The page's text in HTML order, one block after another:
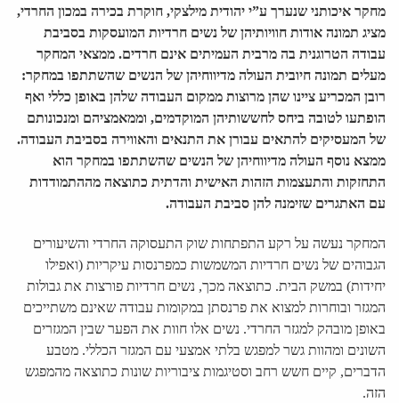
מחקר איכותני שנערך ע”י יהודית מילצקי, חוקרת בכירה במכון החרדי,
מציג תמונה אודות חוויותיהן של נשים חרדיות המועסקות בסביבת
עבודה הטרוגנית בה מרבית העמיתים אינם חרדים. ממצאי המחקר
מעלים תמונה חיובית העולה מדיווחיהן של הנשים שהשתתפו במחקר:
רובן המכריע ציינו שהן מרוצות ממקום העבודה שלהן באופן כללי ואף
הופתעו לטובה ביחס לחששותיהן המוקדמים, וממאמציהם ומנכונותם
של המעסיקים להתאים עבורן את התנאים והאווירה בסביבת העבודה.
ממצא נוסף העולה מדיווחיהן של הנשים שהשתתפו במחקר הוא
התחזקות והתעצמות הזהות האישית והדתית כתוצאה מההתמודדות
עם האתגרים שזימנה להן סביבת העבודה.
המחקר נעשה על רקע התפתחות שוק התעסוקה החרדי והשיעורים
הגבוהים של נשים חרדיות המשמשות כמפרנסות עיקריות (ואפילו
יחידות) במשק הבית. כתוצאה מכך, נשים חרדיות פורצות את גבולות
המגזר ובוחרות למצוא את פרנסתן במקומות עבודה שאינם משתייכים
באופן מובהק למגזר החרדי. נשים אלו חוות את הפער שבין המגזרים
השונים ומהוות גשר למפגש בלתי אמצעי עם המגזר הכללי. מטבע
הדברים, קיים חשש רחב וסטיגמות ציבוריות שונות כתוצאה מהמפגש
הזה.